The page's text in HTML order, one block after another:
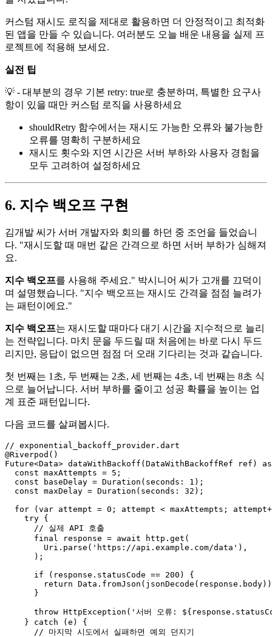
커스텀 재시도 로직을 제대로 활용하면 더 안정적이고 최적화
된 앱을 만들 수 있습니다. 여러분도 오늘 배운 내용을 실제 프
로젝트에 적용해 보세요.
실전 팁
💡 - 대부분의 경우 기본 retry: true로 충분하며, 특별한 요구사
항이 있을 때만 커스텀 로직을 사용하세요
shouldRetry 함수에서는 재시도 가능한 오류와 불가능한
오류를 명확히 구분하세요
재시도 횟수와 지연 시간은 서버 부하와 사용자 경험을
모두 고려하여 설정하세요
6. 지수 백오프 구현
김개발 씨가 서버 개발자와 회의를 하던 중 조언을 들었습니
다. "재시도할 때 매번 같은 간격으로 하면 서버 부하가 심해져
요.
지수 백오프를 사용해 주세요." 박시니어 씨가 고개를 끄덕이
며 설명했습니다. "지수 백오프는 재시도 간격을 점점 늘려가
는 패턴이에요."
지수 백오프는 재시도할 때마다 대기 시간을 지수적으로 늘리
는 전략입니다. 마치 문을 두드릴 때 처음에는 바로 다시 두드
리지만, 응답이 없으면 점점 더 오래 기다리는 것과 같습니다.
첫 번째는 1초, 두 번째는 2초, 세 번째는 4초, 네 번째는 8초 식
으로 늘어납니다. 서버 부하를 줄이고 성공 확률을 높이는 업
계 표준 패턴입니다.
다음 코드를 살펴봅시다.
// exponential_backoff_provider.dart
@Riverpod()
Future<Data> dataWithBackoff(DataWithBackoffRef ref)
  const maxAttempts = 5;
  const baseDelay = Duration(seconds: 1);
  const maxDelay = Duration(seconds: 32);
for (var attempt = 0; attempt < maxAttempts;
    try {
      // 실제 API 호출
      final response = await http.get(
        Uri.parse('https://api.example.com/data'),
      );
      if (response.statusCode == 200) {
return
      }
throw HttpException('서버 오류:
    } catch (e) {
      // 마지막 시도에서 실패하면 예외 던지기